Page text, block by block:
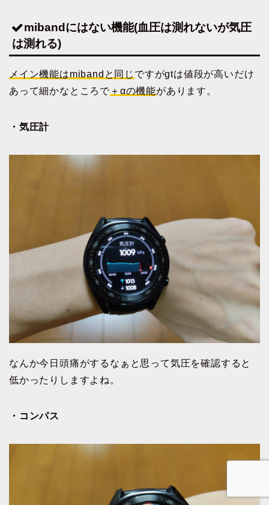
mibandにはない機能(血圧は測れないが気圧
は測れる)
メイン機能はmibandと同じ ですがgtは値段が高いだけ
あって細かなところで ＋αの機能があります。
・気圧計
なんか今日頭痛がするなぁと思って気圧を確認すると
低かったりしますよね。
・コンパス